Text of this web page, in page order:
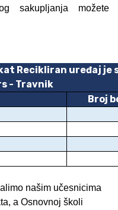
sakupljanja možete
Recikliran uređaj je
- Travnik
Broj
našim učesnicima
a Osnovnoj školi